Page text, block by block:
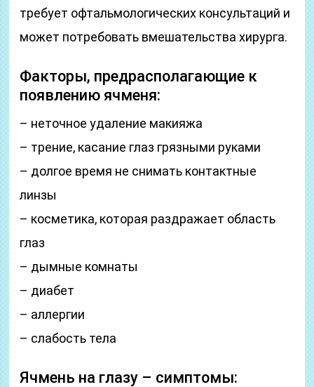
требует офтальмологических консультаций и
может потребовать вмешательства хирурга.
Факторы, предрасполагающие к
появлению ячменя:
– неточное удаление макияжа
– трение, касание глаз грязными руками
– долгое время не снимать контактные
линзы
– косметика, которая раздражает область
глаз
– дымные комнаты
– диабет
– аллергии
– слабость тела
Ячмень на глазу – симптомы: